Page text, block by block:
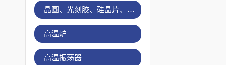
晶圆、光刻胶、硅晶片、烤胶机
高温炉
高温振荡器